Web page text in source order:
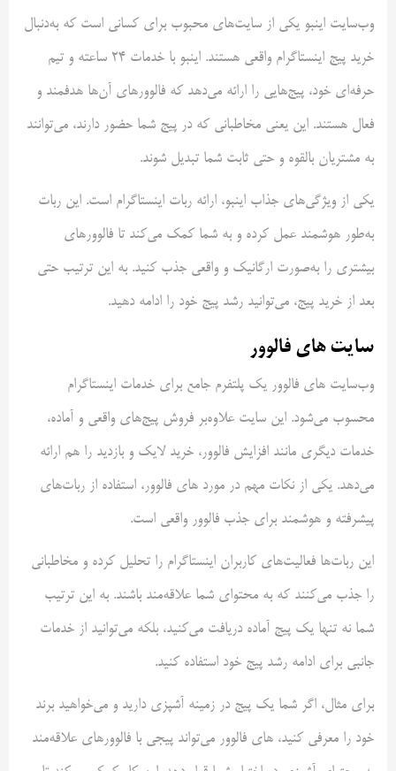
وب‌سایت اینبو یکی از سایت‌های محبوب برای کسانی است که به‌دنبال
خرید پیج اینستاگرام واقعی هستند. اینبو با خدمات ۲۴ ساعته و تیم
حرفه‌ای خود، پیج‌هایی را ارائه می‌دهد که فالوورهای آن‌ها هدفمند و
فعال هستند. این یعنی مخاطبانی که در پیج شما حضور دارند، می‌توانند
به مشتریان بالقوه و حتی ثابت شما تبدیل شوند.
یکی از ویژگی‌های جذاب اینبو، ارائه ربات اینستاگرام است. این ربات
به‌طور هوشمند عمل کرده و به شما کمک می‌کند تا فالوورهای
بیشتری را به‌صورت ارگانیک و واقعی جذب کنید. به این ترتیب حتی
بعد از خرید پیج، می‌توانید رشد پیج خود را ادامه دهید.
سایت های فالوور
وب‌سایت های فالوور یک پلتفرم جامع برای خدمات اینستاگرام
محسوب می‌شود. این سایت علاوه‌بر فروش پیج‌های واقعی و آماده،
خدمات دیگری مانند افزایش فالوور، خرید لایک و بازدید را هم ارائه
می‌دهد. یکی از نکات مهم در مورد های فالوور، استفاده از ربات‌های
پیشرفته و هوشمند برای جذب فالوور واقعی است.
این ربات‌ها فعالیت‌های کاربران اینستاگرام را تحلیل کرده و مخاطبانی
را جذب می‌کنند که به محتوای شما علاقه‌مند باشند. به این ترتیب
شما نه تنها یک پیج آماده دریافت می‌کنید، بلکه می‌توانید از خدمات
جانبی برای ادامه رشد پیج خود استفاده کنید.
برای مثال، اگر شما یک پیج در زمینه آشپزی دارید و می‌خواهید برند
خود را معرفی کنید، های فالوور می‌تواند پیجی با فالوورهای علاقه‌مند